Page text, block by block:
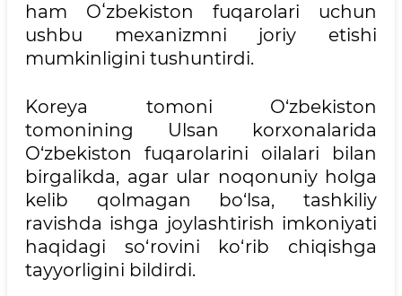
ham Oʻzbekiston fuqarolari uchun
ushbu mexanizmni joriy etishi
mumkinligini tushuntirdi.
Koreya tomoni O‘zbekiston
tomonining Ulsan korxonalarida
O‘zbekiston fuqarolarini oilalari bilan
birgalikda, agar ular noqonuniy holga
kelib qolmagan bo‘lsa, tashkiliy
ravishda ishga joylashtirish imkoniyati
haqidagi so‘rovini ko‘rib chiqishga
tayyorligini bildirdi.